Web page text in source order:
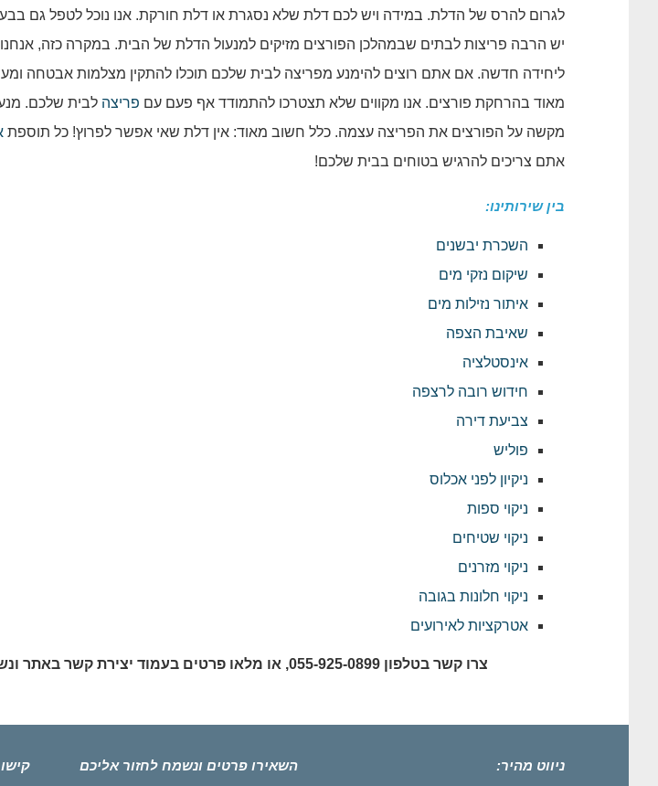
לגרום להרס של הדלת. במידה ויש לכם דלת שלא נסגרת או דלת חורקת. אנו נוכל לטפל גם
יש הרבה פריצות לבתים שבמהלכן הפורצים מזיקים למנעול הדלת של הבית. במקרה כזה,
ליחידה חדשה. אם אתם רוצים להימנע מפריצה לבית שלכם תוכלו להתקין מצלמות אבטחה
מאוד בהרחקת פורצים. אנו מקווים שלא תצטרכו להתמודד אף פעם עם פריצה לבית שלכם.
מקשה על הפורצים את הפריצה עצמה. כלל חשוב מאוד: אין דלת שאי אפשר לפרוץ! כל תוספת
אתם צריכים להרגיש בטוחים בבית שלכם!
בין שירותינו:
השכרת יבשנים
שיקום נזקי מים
איתור נזילות מים
שאיבת הצפה
אינסטלציה
חידוש רובה לרצפה
צביעת דירה
פוליש
ניקיון לפני אכלוס
ניקוי ספות
ניקוי שטיחים
ניקוי מזרנים
ניקוי חלונות בגובה
אטרקציות לאירועים
צרו קשר בטלפון 055-925-0899, או מלאו פרטים בעמוד יצירת קשר באתר ונשמח לסייע גם לכם.
ניווט מהיר:
השאירו פרטים ונשמח לחזור אליכם